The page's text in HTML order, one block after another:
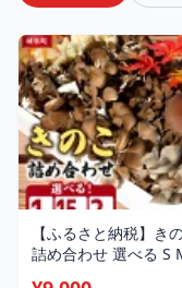
【ふるさと納税】き
詰め合わせ 選べる S